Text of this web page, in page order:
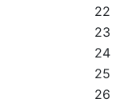
22
23
24
25
26